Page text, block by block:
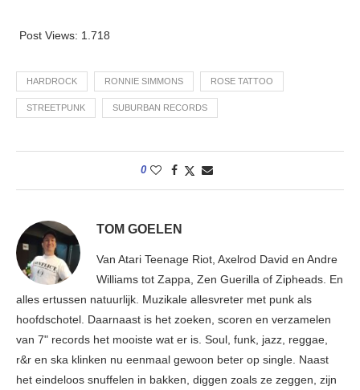
Post Views: 1.718
HARDROCK RONNIE SIMMONS ROSE TATTOO
STREETPUNK SUBURBAN RECORDS
0
TOM GOELEN
Van Atari Teenage Riot, Axelrod David en Andre
Williams tot Zappa, Zen Guerilla of Zipheads. En
alles ertussen natuurlijk. Muzikale allesvreter met punk als
hoofdschotel. Daarnaast is het zoeken, scoren en verzamelen
van 7" records het mooiste wat er is. Soul, funk, jazz, reggae,
r&r en ska klinken nu eenmaal gewoon beter op single. Naast
het eindeloos snuffelen in bakken, diggen zoals ze zeggen, zijn